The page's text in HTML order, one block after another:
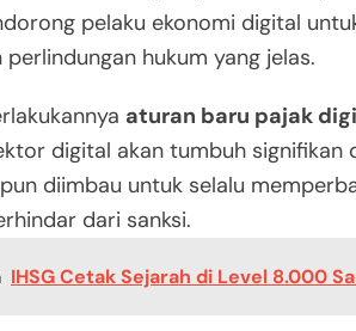
pelaku ekonomi digital
hukum yang jelas.
aturan baru pajak
digital akan tumbuh signifikan
diimbau untuk selalu
dari sanksi.
IHSG Cetak Sejarah di Level 8.000